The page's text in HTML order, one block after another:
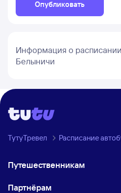
Опубликовать
Информация о
Белыничи
ТутуТревел Расписание
Путешественникам
Партнёрам